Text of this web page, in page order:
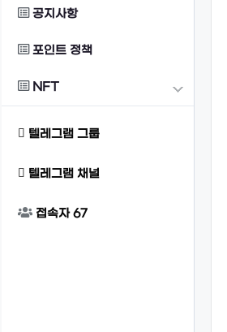
공지사항
포인트 정책
NFT
텔레그램 그룹
텔레그램 채널
접속자67